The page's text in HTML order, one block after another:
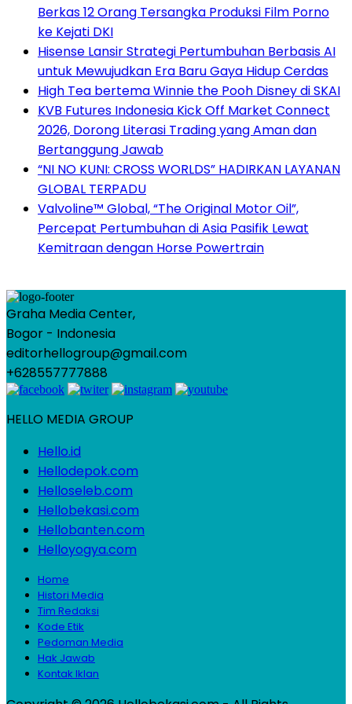
Berkas 12 Orang Tersangka Produksi Film Porno
ke Kejati DKI
Hisense Lansir Strategi Pertumbuhan Berbasis AI
untuk Mewujudkan Era Baru Gaya Hidup Cerdas
High Tea bertema Winnie the Pooh Disney di SKAI
KVB Futures Indonesia Kick Off Market Connect
2026, Dorong Literasi Trading yang Aman dan
Bertanggung Jawab
“NI NO KUNI: CROSS WORLDS” HADIRKAN LAYANAN
GLOBAL TERPADU
Valvoline™ Global, “The Original Motor Oil”,
Percepat Pertumbuhan di Asia Pasifik Lewat
Kemitraan dengan Horse Powertrain
Graha Media Center,
Bogor - Indonesia
editorhellogroup@gmail.com
+628557777888
HELLO MEDIA GROUP
Hello.id
Hellodepok.com
Helloseleb.com
Hellobekasi.com
Hellobanten.com
Helloyogya.com
Home
Histori Media
Tim Redaksi
Kode Etik
Pedoman Media
Hak Jawab
Kontak Iklan